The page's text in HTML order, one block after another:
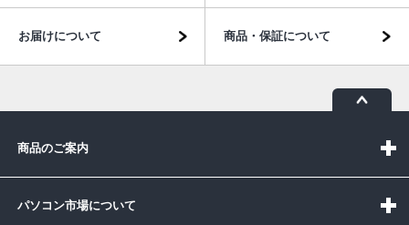
お届けについて 商品・保証について
商品のご案内
パソコン市場について